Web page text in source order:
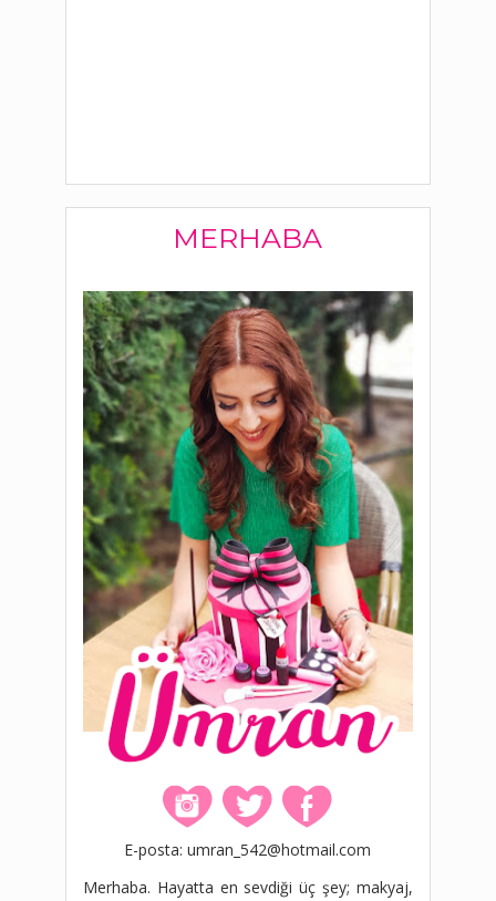
MERHABA
E-posta: umran_542@hotmail.com
Merhaba. Hayatta en sevdiği üç şey; makyaj,